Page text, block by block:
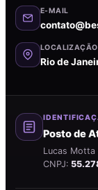
E-MAIL
LOCALIZAÇÃO
Rio de
Posto de
Lucas Motta
CNPJ: